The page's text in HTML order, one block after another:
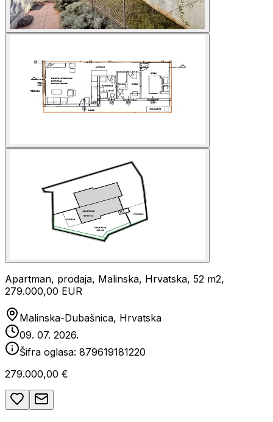
Apartman, prodaja, Malinska, Hrvatska, 52 m2,
279.000,00 EUR
Malinska-Dubašnica, Hrvatska
09. 07. 2026.
Šifra oglasa: 879619181220
279.000,00 €